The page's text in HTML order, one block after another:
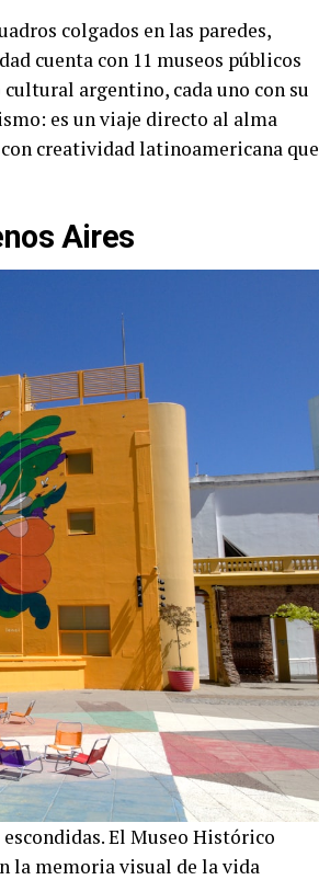
colgados en las paredes,
cuenta con 11 museos públicos
argentino, cada uno con su
es un viaje directo al alma
creatividad latinoamericana que
Aires
El Museo Histórico
la memoria visual de la vida